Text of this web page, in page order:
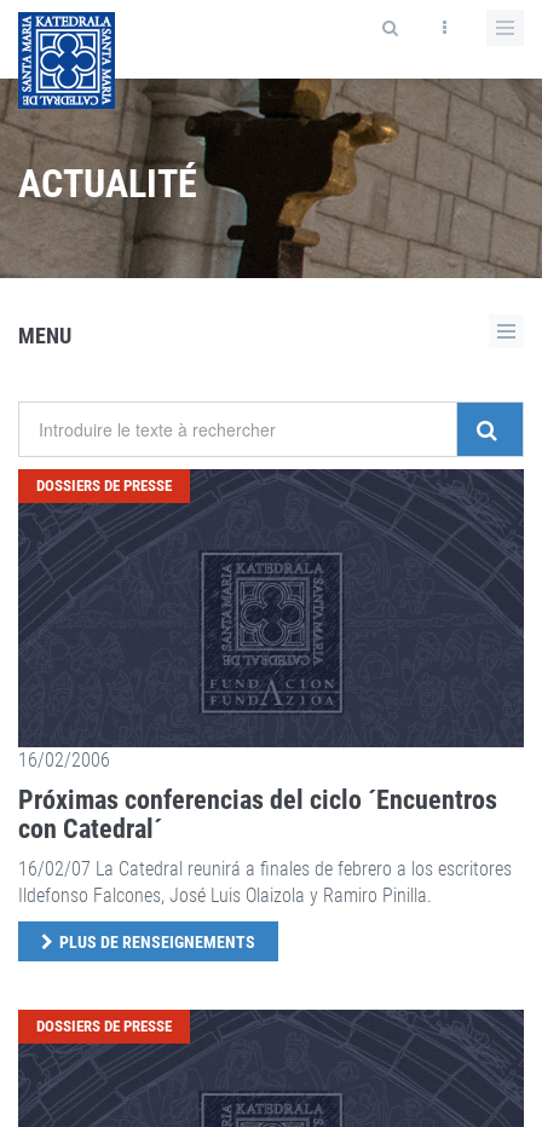
ACTUALITÉ
MENU
DOSSIERS DE PRESSE
16/02/2006
Próximas conferencias del ciclo ´Encuentros
con Catedral´
16/02/07 La Catedral reunirá a finales de febrero a los escritores
Ildefonso Falcones, José Luis Olaizola y Ramiro Pinilla.
PLUS DE RENSEIGNEMENTS
DOSSIERS DE PRESSE